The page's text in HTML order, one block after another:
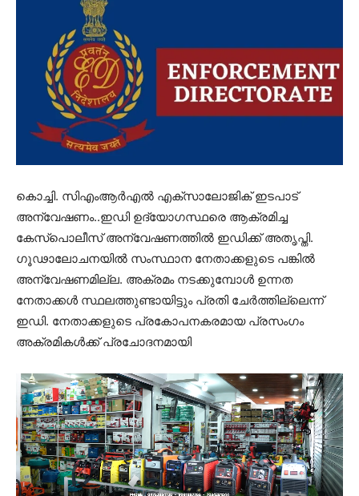
കൊച്ചി. സിഎംആർഎൽ എക്സാലോജിക് ഇടപാട്
അന്വേഷണം..ഇഡി ഉദ്യോഗസ്ഥരെ ആക്രമിച്ച
കേസ്പൊലീസ് അന്വേഷണത്തിൽ ഇഡിക്ക് അതൃപ്തി.
ഗൂഢാലോചനയിൽ സംസ്ഥാന നേതാക്കളുടെ പങ്കിൽ
അന്വേഷണമില്ല. അക്രമം നടക്കുമ്പോൾ ഉന്നത
നേതാക്കൾ സ്ഥലത്തുണ്ടായിട്ടും പ്രതി ചേർത്തില്ലെന്ന്
ഇഡി. നേതാക്കളുടെ പ്രകോപനകരമായ പ്രസംഗം
അക്രമികൾക്ക് പ്രചോദനമായി